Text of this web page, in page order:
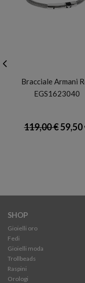
Bracciale Armani
EGS1623040
119,00 €59,50
SHOP
Gioielli oro
Fedi
Gioielli moda
Trollbeads
Raspini
Orologi